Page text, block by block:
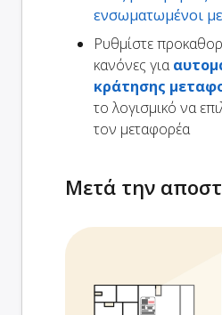
ενσωματωμένοι
Ρυθμίστε
κανόνες για
κράτησης
το λογισμικό να
τον μεταφορέα
Μετά την